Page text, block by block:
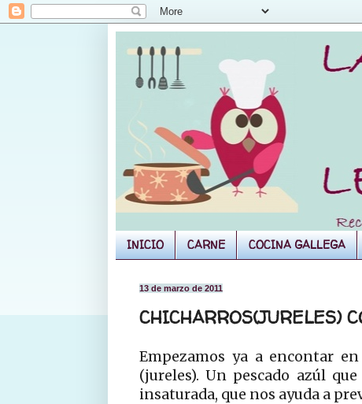
INICIO CARNE COCINA GALLEGA
13 de marzo de 2011
CHICHARROS(JURELES)
Empezamos ya a encontar
(jureles). Un pescado azúl
insaturada, que nos ayuda a